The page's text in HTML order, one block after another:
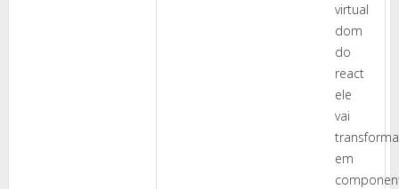
virtual
dom
do
react
ele
vai
em